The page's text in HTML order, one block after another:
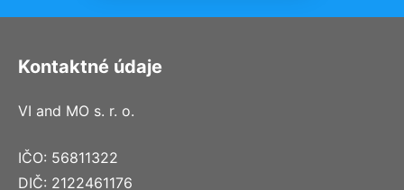
Kontaktné údaje
VI and MO s. r. o.
IČO: 56811322
DIČ: 2122461176